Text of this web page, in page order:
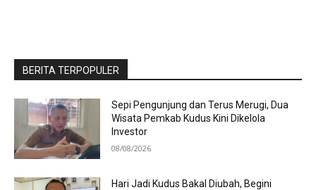
BERITA TERPOPULER
Sepi Pengunjung dan Terus Merugi, Dua
Wisata Pemkab Kudus Kini Dikelola
Investor
08/08/2026
Hari Jadi Kudus Bakal Diubah, Begini